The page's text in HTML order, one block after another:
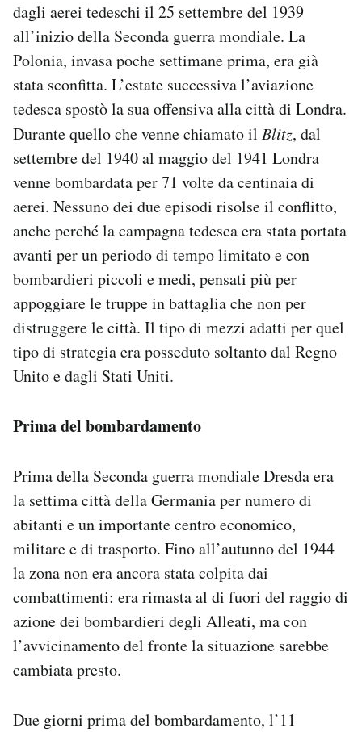
dagli aerei tedeschi il 25 settembre del 1939
all’inizio della Seconda guerra mondiale. La
Polonia, invasa poche settimane prima, era già
stata sconfitta. L’estate successiva l’aviazione
tedesca spostò la sua offensiva alla città di Londra.
Durante quello che venne chiamato il Blitz, dal
settembre del 1940 al maggio del 1941 Londra
venne bombardata per 71 volte da centinaia di
aerei. Nessuno dei due episodi risolse il conflitto,
anche perché la campagna tedesca era stata portata
avanti per un periodo di tempo limitato e con
bombardieri piccoli e medi, pensati più per
appoggiare le truppe in battaglia che non per
distruggere le città. Il tipo di mezzi adatti per quel
tipo di strategia era posseduto soltanto dal Regno
Unito e dagli Stati Uniti.
Prima del bombardamento
Prima della Seconda guerra mondiale Dresda era
la settima città della Germania per numero di
abitanti e un importante centro economico,
militare e di trasporto. Fino all’autunno del 1944
la zona non era ancora stata colpita dai
combattimenti: era rimasta al di fuori del raggio di
azione dei bombardieri degli Alleati, ma con
l’avvicinamento del fronte la situazione sarebbe
cambiata presto.
Due giorni prima del bombardamento, l’11